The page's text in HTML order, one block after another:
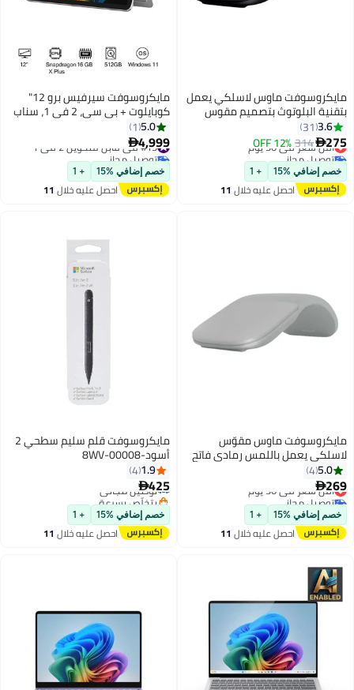
مايكروسوفت ماوس لاسلكي يعمل
بتقنية البلوتوث بتصميم مقوس
أسود
3.6
31
275
314
12% OFF
أقل سعر في 30 يوم
توصيل مجاني
أقل سعر في 30 يوم
خصم إضافي %15 + 1
احصل عليه خلال 11
مايكروسوفت سيرفيس برو 12"
كوبايلوت + بي سي، 2 في 1، سناب
دراجون X بلس 8 كور، 16 جيجابايت
رام، 512 SSD + لوحة مفاتيح
5.0
1
4,999
#15 في قابل للتحويل 2 في 1
توصيل مجاني
#15 في قابل للتحويل 2 في 1
خصم إضافي %15 + 1
احصل عليه خلال 11
مايكروسوفت ماوس مقوّس
لاسلكي يعمل باللمس رمادي فاتح
5.0
4
269أقل سعر في 30 يوم
توصيل مجاني
أقل سعر في 30 يوم
خصم إضافي %15 + 1
احصل عليه خلال 11
مايكروسوفت قلم سليم سطحي 2
أسود-8WV-00008
1.9
4
425توصيل مجاني
بتخلّص بسرعة
توصيل مجاني
خصم إضافي %15 + 1
احصل عليه خلال 11